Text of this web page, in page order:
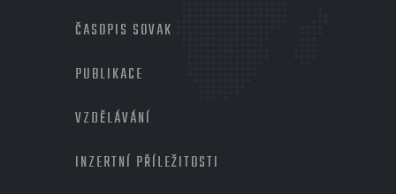
ČASOPIS SOVAK
PUBLIKACE
VZDĚLÁVÁNÍ
INZERTNÍ PŘÍLEŽITOSTI